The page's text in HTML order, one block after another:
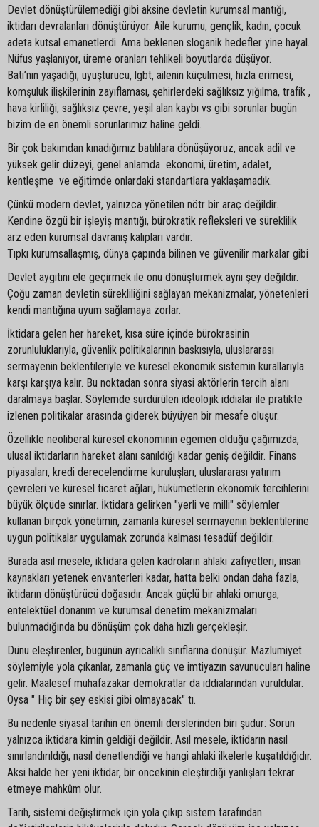
Devlet dönüştürülemediği gibi aksine devletin kurumsal mantığı,
iktidarı devralanları dönüştürüyor. Aile kurumu, gençlik, kadın, çocuk
adeta kutsal emanetlerdi. Ama beklenen sloganik hedefler yine hayal.
Nüfus yaşlanıyor, üreme oranları tehlikeli boyutlarda düşüyor.
Batı’nın yaşadığı; uyuşturucu, lgbt, ailenin küçülmesi, hızla erimesi,
komşuluk ilişkilerinin zayıflaması, şehirlerdeki sağlıksız yığılma, trafik ,
hava kirliliği, sağlıksız çevre, yeşil alan kaybı vs gibi sorunlar bugün
bizim de en önemli sorunlarımız haline geldi.
Bir çok bakımdan kınadığımız batılılara dönüşüyoruz, ancak adil ve
yüksek gelir düzeyi, genel anlamda ekonomi, üretim, adalet,
kentleşme ve eğitimde onlardaki standartlara yaklaşamadık.
Çünkü modern devlet, yalnızca yönetilen nötr bir araç değildir.
Kendine özgü bir işleyiş mantığı, bürokratik refleksleri ve süreklilik
arz eden kurumsal davranış kalıpları vardır.
Tıpkı kurumsallaşmış, dünya çapında bilinen ve güvenilir markalar gibi
Devlet aygıtını ele geçirmek ile onu dönüştürmek aynı şey değildir.
Çoğu zaman devletin sürekliliğini sağlayan mekanizmalar, yönetenleri
kendi mantığına uyum sağlamaya zorlar.
İktidara gelen her hareket, kısa süre içinde bürokrasinin
zorunluluklarıyla, güvenlik politikalarının baskısıyla, uluslararası
sermayenin beklentileriyle ve küresel ekonomik sistemin kurallarıyla
karşı karşıya kalır. Bu noktadan sonra siyasi aktörlerin tercih alanı
daralmaya başlar. Söylemde sürdürülen ideolojik iddialar ile pratikte
izlenen politikalar arasında giderek büyüyen bir mesafe oluşur.
Özellikle neoliberal küresel ekonominin egemen olduğu çağımızda,
ulusal iktidarların hareket alanı sanıldığı kadar geniş değildir. Finans
piyasaları, kredi derecelendirme kuruluşları, uluslararası yatırım
çevreleri ve küresel ticaret ağları, hükümetlerin ekonomik tercihlerini
büyük ölçüde sınırlar. İktidara gelirken "yerli ve milli" söylemler
kullanan birçok yönetimin, zamanla küresel sermayenin beklentilerine
uygun politikalar uygulamak zorunda kalması tesadüf değildir.
Burada asıl mesele, iktidara gelen kadroların ahlaki zafiyetleri, insan
kaynakları yetenek envanterleri kadar, hatta belki ondan daha fazla,
iktidarın dönüştürücü doğasıdır. Ancak güçlü bir ahlaki omurga,
entelektüel donanım ve kurumsal denetim mekanizmaları
bulunmadığında bu dönüşüm çok daha hızlı gerçekleşir.
Dünü eleştirenler, bugünün ayrıcalıklı sınıflarına dönüşür. Mazlumiyet
söylemiyle yola çıkanlar, zamanla güç ve imtiyazın savunucuları haline
gelir. Maalesef muhafazakar demokratlar da iddialarından vuruldular.
Oysa " Hiç bir şey eskisi gibi olmayacak" tı.
Bu nedenle siyasal tarihin en önemli derslerinden biri şudur: Sorun
yalnızca iktidara kimin geldiği değildir. Asıl mesele, iktidarın nasıl
sınırlandırıldığı, nasıl denetlendiği ve hangi ahlaki ilkelerle kuşatıldığıdır.
Aksi halde her yeni iktidar, bir öncekinin eleştirdiği yanlışları tekrar
etmeye mahkûm olur.
Tarih, sistemi değiştirmek için yola çıkıp sistem tarafından